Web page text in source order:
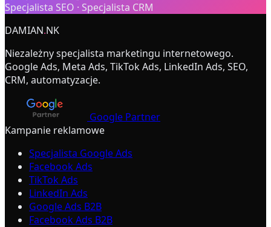
Specjalista SEO · Specjalista CRM
DAMIAN.NK
Niezależny specjalista marketingu internetowego.
Google Ads, Meta Ads, TikTok Ads, LinkedIn Ads, SEO,
CRM, automatyzacje.
Google Partner
Kampanie reklamowe
Specjalista Google Ads
Facebook Ads
TikTok Ads
LinkedIn Ads
Google Ads B2B
Facebook Ads B2B